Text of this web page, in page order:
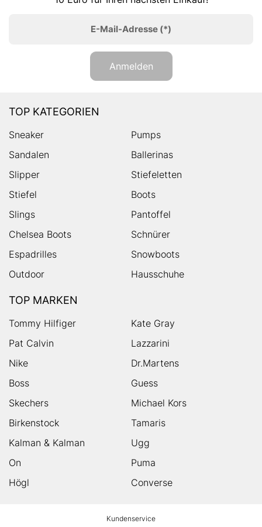
E-Mail-Adresse (*)
Anmelden
TOP KATEGORIEN
Sneaker
Pumps
Sandalen
Ballerinas
Slipper
Stiefeletten
Stiefel
Boots
Slings
Pantoffel
Chelsea Boots
Schnürer
Espadrilles
Snowboots
Outdoor
Hausschuhe
TOP MARKEN
Tommy Hilfiger
Kate Gray
Pat Calvin
Lazzarini
Nike
Dr.Martens
Boss
Guess
Skechers
Michael Kors
Birkenstock
Tamaris
Kalman & Kalman
Ugg
On
Puma
Högl
Converse
Kundenservice